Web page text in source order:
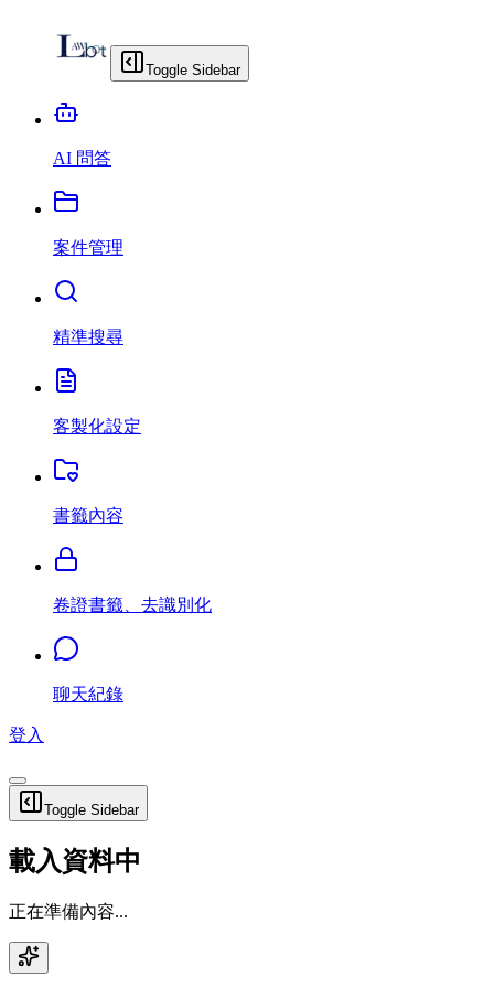
Toggle Sidebar
AI 問答
案件管理
精準搜尋
客製化設定
書籤內容
卷證書籤、去識別化
聊天紀錄
登入
Toggle Sidebar
載入資料中
正在準備內容...